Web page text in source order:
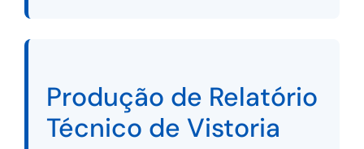
Produção de Relatório
Técnico de Vistoria